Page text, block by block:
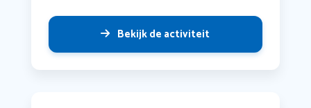
Bekijk de activiteit